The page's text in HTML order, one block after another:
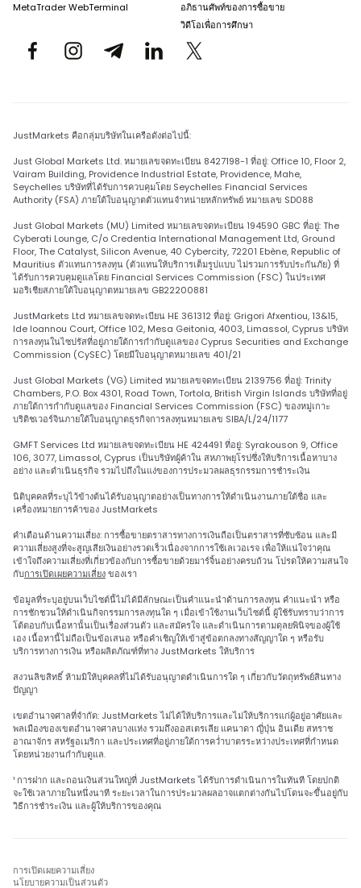
MetaTrader WebTerminal
อภิธานศัพท์ของการซื้อขาย
วิดีโอเพื่อการศึกษา
JustMarkets คือกลุ่มบริษัทในเครือดังต่อไปนี้:
Just Global Markets Ltd. หมายเลขจดทะเบียน 8427198-1 ที่อยู่: Office 10, Floor 2,
Vairam Building, Providence Industrial Estate, Providence, Mahe,
Seychelles บริษัทที่ได้รับการควบคุมโดย Seychelles Financial Services
Authority (FSA) ภายใต้ใบอนุญาตตัวแทนจำหน่ายหลักทรัพย์ หมายเลข SD088
Just Global Markets (MU) Limited หมายเลขจดทะเบียน 194590 GBC ที่อยู่: The
Cyberati Lounge, C/o Credentia International Management Ltd, Ground
Floor, The Catalyst, Silicon Avenue, 40 Cybercity, 72201 Ebène, Republic of
Mauritius ตัวแทนการลงทุน (ตัวแทนให้บริการเต็มรูปแบบ ไม่รวมการรับประกันภัย) ที่
ได้รับการควบคุมดูแลโดย Financial Services Commission (FSC) ในประเทศ
มอริเชียสภายใต้ใบอนุญาตหมายเลข GB22200881
JustMarkets Ltd หมายเลขจดทะเบียน HE 361312 ที่อยู่: Grigori Afxentiou, 13&15,
Ide Ioannou Court, Office 102, Mesa Geitonia, 4003, Limassol, Cyprus บริษัท
การลงทุนในไซปรัสที่อยู่ภายใต้การกำกับดูแลของ Cyprus Securities and Exchange
Commission (CySEC) โดยมีใบอนุญาตหมายเลข 401/21
Just Global Markets (VG) Limited หมายเลขจดทะเบียน 2139756 ที่อยู่: Trinity
Chambers, P.O. Box 4301, Road Town, Tortola, British Virgin Islands บริษัทที่อยู่
ภายใต้การกำกับดูแลของ Financial Services Commission (FSC) ของหมู่เกาะ
บริติชเวอร์จินภายใต้ใบอนุญาตธุรกิจการลงทุนหมายเลข SIBA/L/24/1177
GMFT Services Ltd หมายเลขจดทะเบียน HE 424491 ที่อยู่: Syrakouson 9, Office
106, 3077, Limassol, Cyprus เป็นบริษัทผู้ค้าใน สหภาพยุโรปซึ่งให้บริการเนื้อหาบาง
อย่าง และดำเนินธุรกิจ รวมไปถึงในแง่ของการประมวลผลธุรกรรมการชำระเงิน
นิติบุคคลที่ระบุไว้ข้างต้นได้รับอนุญาตอย่างเป็นทางการให้ดำเนินงานภายใต้ชื่อ และ
เครื่องหมายการค้าของ JustMarkets
คำเตือนด้านความเสี่ยง: การซื้อขายตราสารทางการเงินถือเป็นตราสารที่ซับซ้อน และมี
ความเสี่ยงสูงที่จะสูญเสียเงินอย่างรวดเร็วเนื่องจากการใช้เลเวอเรจ เพื่อให้แน่ใจว่าคุณ
เข้าใจถึงความเสี่ยงที่เกี่ยวข้องกับการซื้อขายด้วยมาร์จิ้นอย่างครบถ้วน โปรดให้ความสนใจ
กับการเปิดเผยความเสี่ยงของเรา
ข้อมูลที่ระบุอยู่บนเว็บไซต์นี้ไม่ได้มีลักษณะเป็นคำแนะนำด้านการลงทุน คำแนะนำ หรือ
การชักชวนให้ดำเนินกิจกรรมการลงทุนใด ๆ เมื่อเข้าใช้งานเว็บไซต์นี้ ผู้ใช้รับทราบว่าการ
โต้ตอบกับเนื้อหานั้นเป็นเรื่องส่วนตัว และสมัครใจ และดำเนินการตามดุลยพินิจของผู้ใช้
เอง เนื้อหานี้ไม่ถือเป็นข้อเสนอ หรือคำเชิญให้เข้าสู่ข้อตกลงทางสัญญาใด ๆ หรือรับ
บริการทางการเงิน หรือผลิตภัณฑ์ที่ทาง JustMarkets ให้บริการ
สงวนลิขสิทธิ์ ห้ามมิให้บุคคลที่ไม่ได้รับอนุญาตดำเนินการใด ๆ เกี่ยวกับวัตถุทรัพย์สินทาง
ปัญญา
เขตอำนาจศาลที่จำกัด: JustMarkets ไม่ได้ให้บริการและไม่ให้บริการแก่ผู้อยู่อาศัยและ
พลเมืองของเขตอำนาจศาลบางแห่ง รวมถึงออสเตรเลีย แคนาดา ญี่ปุ่น อินเดีย สหราช
อาณาจักร สหรัฐอเมริกา และประเทศที่อยู่ภายใต้การคว่ำบาตรระหว่างประเทศที่กำหนด
โดยหน่วยงานกำกับดูแล.
¹ การฝาก และถอนเงินส่วนใหญ่ที่ JustMarkets ได้รับการดำเนินการในทันที โดยปกติ
จะใช้เวลาภายในหนึ่งนาที ระยะเวลาในการประมวลผลอาจแตกต่างกันไปโดนจะขึ้นอยู่กับ
วิธีการชำระเงิน และผู้ให้บริการของคุณ
การเปิดเผยความเสี่ยง
นโยบายความเป็นส่วนตัว